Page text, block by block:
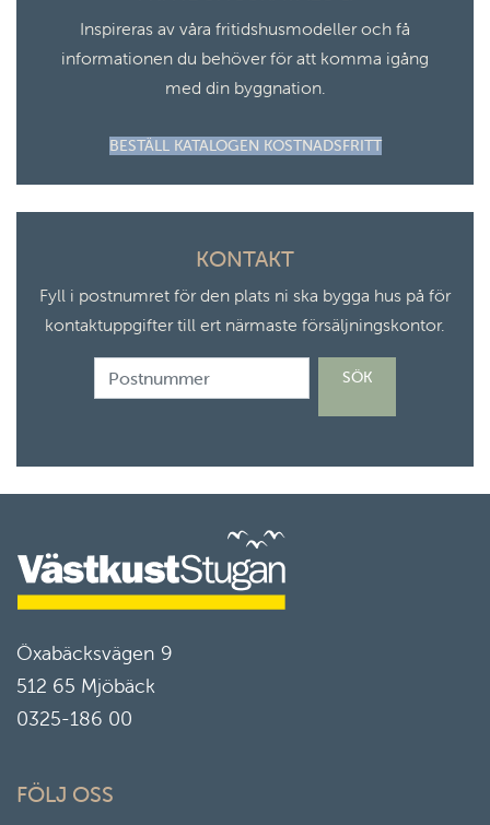
Inspireras av våra fritidshusmodeller och få
informationen du behöver för att komma igång
med din byggnation.
BESTÄLL KATALOGEN KOSTNADSFRITT
KONTAKT
Fyll i postnumret för den plats ni ska bygga hus på för
kontaktuppgifter till ert närmaste försäljningskontor.
”Postnummer” SÖK
Öxabäcksvägen 9
512 65 Mjöbäck
0325-186 00
FÖLJ OSS